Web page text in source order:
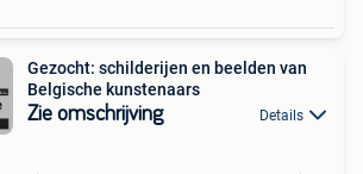
Gezocht: schilderijen en beelden van
Belgische kunstenaars
Zie omschrijving Details